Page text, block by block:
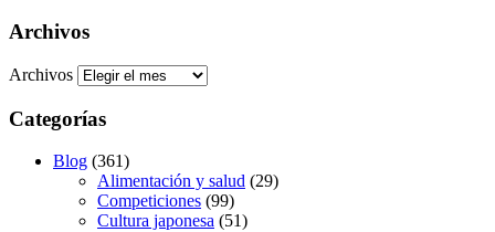
Archivos
Archivos
Categorías
Blog (361)
Alimentación y salud (29)
Competiciones (99)
Cultura japonesa (51)